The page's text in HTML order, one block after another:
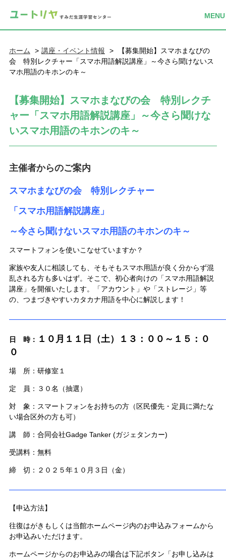
ホーム 講座・イベント情報
【募集開始】スマホまなびの
会 特別レクチャー「スマホ用語解説講座」～今さら聞けないス
マホ用語のキホンのキ～
【募集開始】スマホまなびの会 特別レクチ
ャー「スマホ用語解説講座」～今さら聞けな
いスマホ用語のキホンのキ～
主催者からのご案内
スマホまなびの会 特別レクチャー
「スマホ用語解説講座」
～今さら聞けないスマホ用語のキホンのキ～
スマートフォンを使いこなせていますか？
家族や友人に相談しても、そもそもスマホ用語が良く分からず混
乱される方も多いはず。そこで、初心者向けの「スマホ用語解説
講座」を開催いたします。「アカウント」や「ストレージ」等
の、つまづきやすいカタカナ用語を中心に解説します！
日 時： １０月１１日（土）１３：００～１５：０
０
場 所：研修室１
定 員：３０名（抽選）
対 象：スマートフォンをお持ちの方（区民優先・定員に満たな
い場合区外の方も可）
講 師：合同会社Gadge Tanker (ガジェタンカー)
受講料：無料
締 切：２０２５年１０月３日（金）
【申込方法】
往復はがきもしくは当館ホームページ内のお申込みフォームから
お申込みいただけます。
ホームページからのお申込みの場合は下記ボタン「お申し込みは